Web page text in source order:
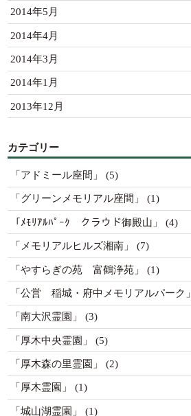
2014年5月
2014年4月
2014年3月
2014年1月
2013年12月
カテゴリー
「アドミール座間」 (5)
「グリーンメモリアル座間」 (1)
「ﾒﾓﾘｱﾙﾊﾟｰｸ クラウド御殿山」 (4)
「メモリアルヒルズ湘南」 (7)
「やすらぎの苑 富鶴浄苑」 (1)
「公営 稲城・府中メモリアルパーク」
「南大沢霊園」 (3)
「厚木中央霊園」 (5)
「厚木森の里霊園」 (2)
「厚木霊園」 (1)
「城山湖霊園」 (1)